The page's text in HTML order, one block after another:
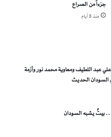
جزءاً من الصراع
منذ 3 أيام
علي عبد اللطيف ومعاوية محمد نور وأزمة
في السودان الحديث
يشبه السودان